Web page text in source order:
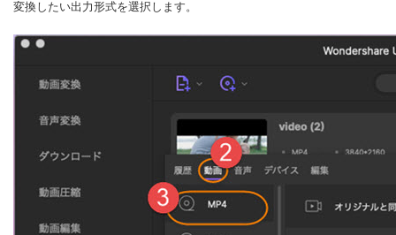
変換したい出力形式を選択します。